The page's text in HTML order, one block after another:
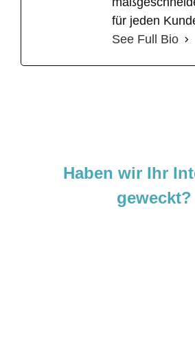
für jeden
See Full Bio
Haben wir Ihr
geweckt?